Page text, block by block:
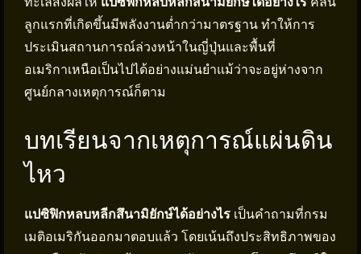
ลูกแรกที่เกิดขึ้นมีพลังงานต่ำกว่ามาตรฐาน ทำให้การ
ประเมินสถานการณ์ล่วงหน้าในญี่ปุ่นและพื้นที่
อเมริกาเหนือเป็นไปได้อย่างแม่นยำแม้ว่าจะอยู่ห่างจาก
ศูนย์กลางเหตุการณ์ก็ตาม
บทเรียนจากเหตุการณ์แผ่นดิน
ไหว
แปซิฟิกหลบหลีกสึนามิยักษ์ได้อย่างไร เป็นคำถามที่กรม
เมติอเมริกันออกมาตอบแล้ว โดยเน้นถึงประสิทธิภาพของ